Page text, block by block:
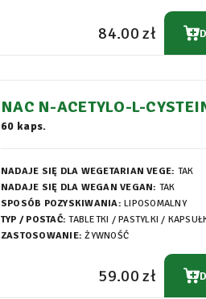
84.00 zł
NAC N-ACETYLO-L-
OMALNY KAPSUŁKI 645MG
60 kaps.
NADAJE SIĘ DLA WEGETARIAN VEGE: TAK
NADAJE SIĘ DLA WEGAN VEGAN: TAK
SPOSÓB POZYSKIWANIA: LIPOSOMALNY
TYP / POSTAĆ: TABLETKI / PASTYLKI /
ZASTOSOWANIE: ŻYWNOŚĆ
59.00 zł